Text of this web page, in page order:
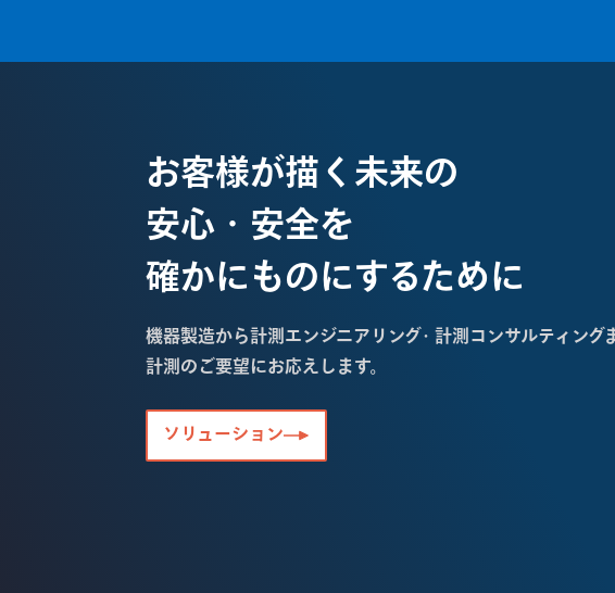
お客様が描く未来の
安心・安全を
確かにものにするために
機器製造から計測エンジニアリング・計測コンサルティング
計測のご要望にお応えします。
ソリューション